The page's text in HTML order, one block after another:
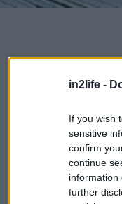
in2life -
If you wish
sensitive
confirm
continue
information
further